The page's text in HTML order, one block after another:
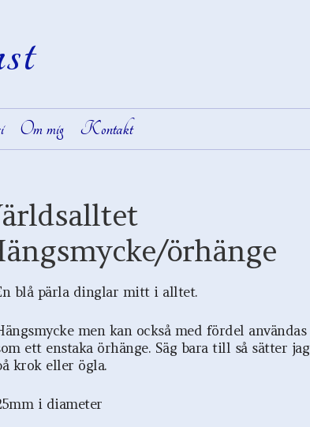
Om mig Kontakt
örhänge
blå pärla dinglar mitt i alltet.
men kan också med fördel användas
ett enstaka örhänge. Säg bara till så sätter jag
krok eller ögla.
i diameter